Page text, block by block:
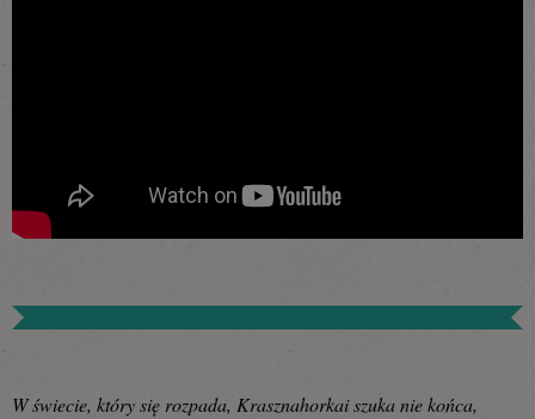
W świecie, który się rozpada, Krasznahorkai szuka nie końca,